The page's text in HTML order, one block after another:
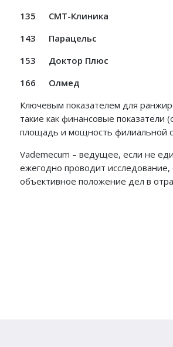
135
СМТ-Клиника
143
Парацельс
153
Доктор Плюс
166
Олмед
Ключевым показателем для
такие как финансовые показатели
площадь и мощность филиальной
Vademecum – ведущее, если не
ежегодно проводит
объективное положение дел в